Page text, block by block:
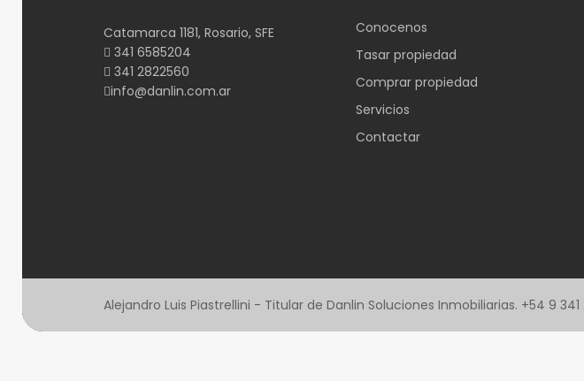
Catamarca 1181, Rosario, SFE
341 6585204
341 2822560
info@danlin.com.ar
Conocenos
Tasar propiedad
Comprar propiedad
Servicios
Contactar
Alejandro Luis Piastrellini - Titular de Danlin Soluciones Inmobiliarias. +54 9